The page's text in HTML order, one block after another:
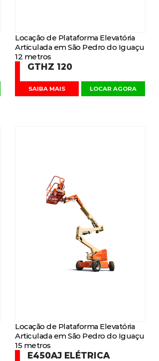
Locação de Plataforma Elevatória
Articulada em São Pedro do Iguaçu
12 metros
GTHZ 120
SAIBA MAIS LOCAR AGORA
Locação de Plataforma Elevatória
Articulada em São Pedro do Iguaçu
15 metros
E450AJ ELÉTRICA